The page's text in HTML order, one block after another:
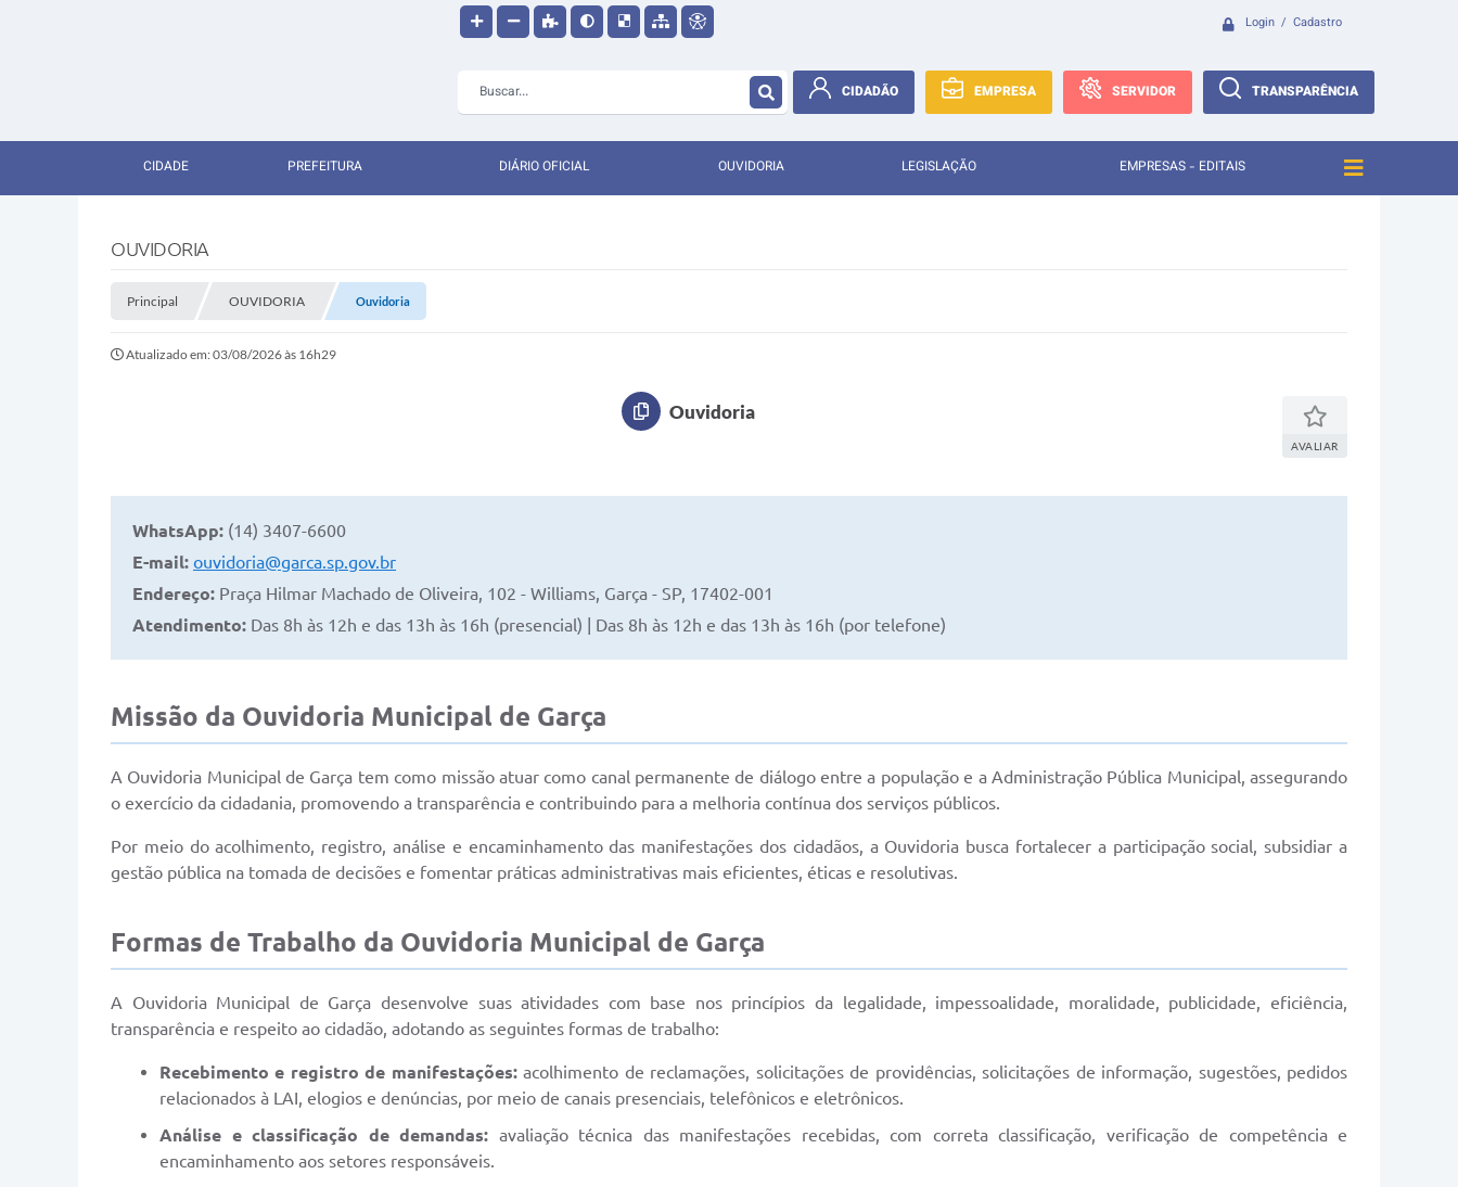
Login / Cadastro
CIDADÃO EMPRESA SERVIDOR TRANSPARÊNCIA
CIDADE PREFEITURA DIÁRIO OFICIAL OUVIDORIA LEGISLAÇÃO EMPRESAS - EDITAIS
OUVIDORIA
Principal OUVIDORIA Ouvidoria
Atualizado em: 03/08/2026 às 16h29
Ouvidoria
AVALIAR
WhatsApp: (14) 3407-6600
E-mail: ouvidoria@garca.sp.gov.br
Endereço: Praça Hilmar Machado de Oliveira, 102 - Williams, Garça - SP, 17402-001
Atendimento: Das 8h às 12h e das 13h às 16h (presencial) | Das 8h às 12h e das 13h às 16h (por telefone)
Missão da Ouvidoria Municipal de Garça
A Ouvidoria Municipal de Garça tem como missão atuar como canal permanente de diálogo entre a população e a Administração Pública Municipal, assegurando
o exercício da cidadania, promovendo a transparência e contribuindo para a melhoria contínua dos serviços públicos.
Por meio do acolhimento, registro, análise e encaminhamento das manifestações dos cidadãos, a Ouvidoria busca fortalecer a participação social, subsidiar a
gestão pública na tomada de decisões e fomentar práticas administrativas mais eficientes, éticas e resolutivas.
Formas de Trabalho da Ouvidoria Municipal de Garça
A Ouvidoria Municipal de Garça desenvolve suas atividades com base nos princípios da legalidade, impessoalidade, moralidade, publicidade, eficiência,
transparência e respeito ao cidadão, adotando as seguintes formas de trabalho:
Recebimento e registro de manifestações:acolhimento de reclamações, solicitações de providências, solicitações de informação, sugestões, pedidos
relacionados à LAI, elogios e denúncias, por meio de canais presenciais, telefônicos e eletrônicos.
Análise e classificação de demandas: avaliação técnica das manifestações recebidas, com correta classificação, verificação de competência e
encaminhamento aos setores responsáveis.